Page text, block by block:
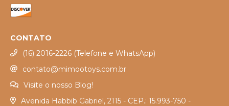
CONTATO
(16) 2016-2226 (Telefone e WhatsApp)
contato@mimootoys.com.br
Visite o nosso Blog!
Avenida Habbib Gabriel, 2115 - CEP.: 15.993-750 -